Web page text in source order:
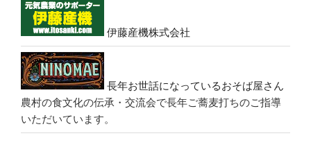
伊藤産機株式会社
長年お世話になっているおそば屋さん
農村の食文化の伝承・交流会で長年ご蕎麦打ちのご指導
いただいています。